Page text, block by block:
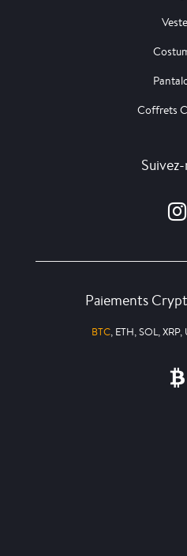
Coffrets
Paiements
BTC, ETH, SOL,